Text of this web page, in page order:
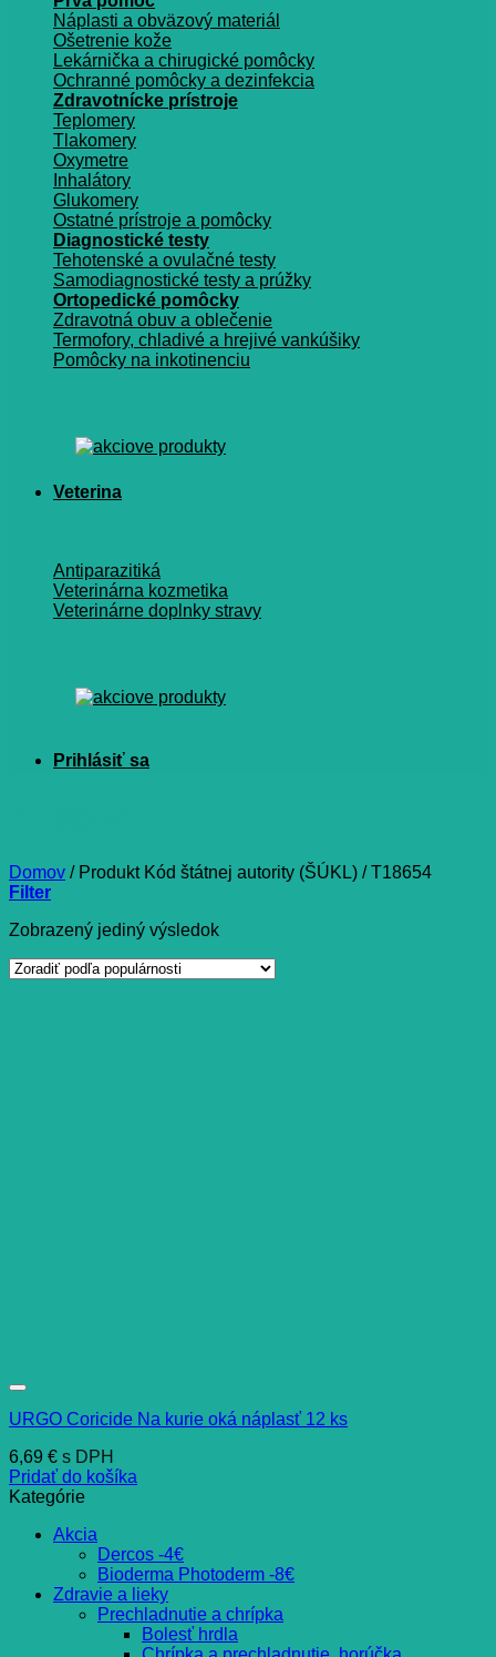
Náplasti a obväzový materiál
Ošetrenie kože
Lekárnička a chirugické pomôcky
Ochranné pomôcky a dezinfekcia
Zdravotnícke prístroje
Teplomery
Tlakomery
Oxymetre
Inhalátory
Glukomery
Ostatné prístroje a pomôcky
Diagnostické testy
Tehotenské a ovulačné testy
Samodiagnostické testy a prúžky
Ortopedické pomôcky
Zdravotná obuv a oblečenie
Termofory, chladivé a hrejivé vankúšiky
Pomôcky na inkotinenciu
Veterina
Antiparazitiká
Veterinárna kozmetika
Veterinárne doplnky stravy
Domov /Produkt Kód štátnej autority (ŠÚKL) /T18654
Filter
Zobrazený jediný výsledok
URGO Coricide Na kurie oká náplasť 12 ks
6,69 € s DPH
Pridať do košíka
Kategórie
Akcia
Dercos -4€
Bioderma Photoderm -8€
Zdravie a lieky
Prechladnutie a chrípka
Bolesť hrdla